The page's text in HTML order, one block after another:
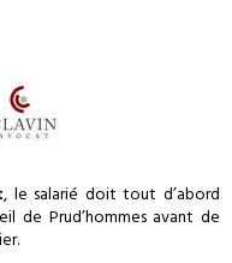
, le salarié doit tout d’abord
de Prud’hommes avant de